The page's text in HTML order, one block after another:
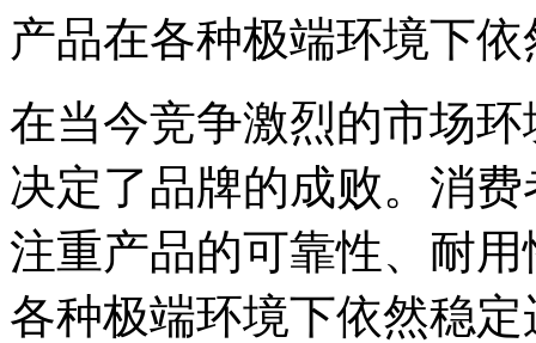
产品在各种极端环境下依
在当今竞争激烈的市场
决定了品牌的成败。消
注重产品的可靠性、耐
各种极端环境下依然稳定